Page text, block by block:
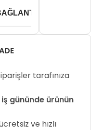
TÜRÜ
tarafınıza
gününde ürünün
ve hızlı